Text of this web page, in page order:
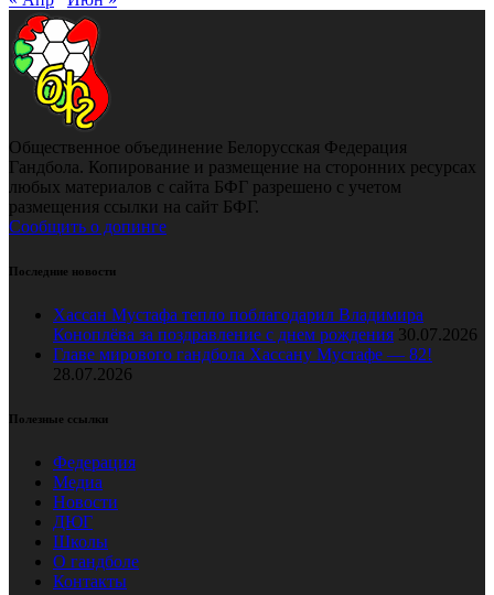
Общественное объединение Белорусская Федерация
Гандбола. Копирование и размещение на сторонних ресурсах
любых материалов с сайта БФГ разрешено с учетом
размещения ссылки на сайт БФГ.
Сообщить о допинге
Последние новости
Хассан Мустафа тепло поблагодарил Владимира
Коноплёва за поздравление с днем рождения 30.07.2026
Главе мирового гандбола Хассану Мустафе — 82!
28.07.2026
Полезные ссылки
Федерация
Медиа
Новости
ДЮГ
Школы
О гандболе
Контакты